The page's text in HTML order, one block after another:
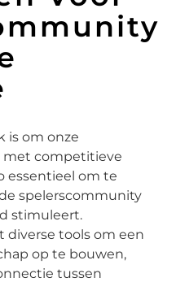
is om onze
met competitieve
essentieel om te
spelerscommunity
stimuleert.
diverse tools om een
op te bouwen,
tussen